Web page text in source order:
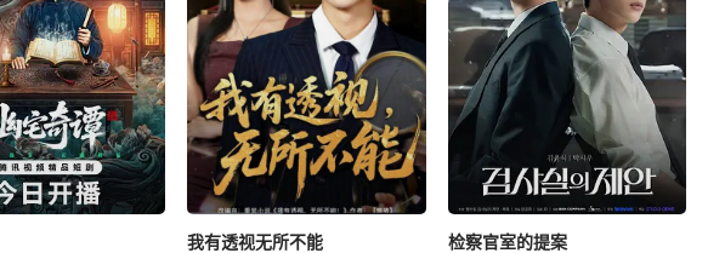
我有透视无所不能
检察官室的提案